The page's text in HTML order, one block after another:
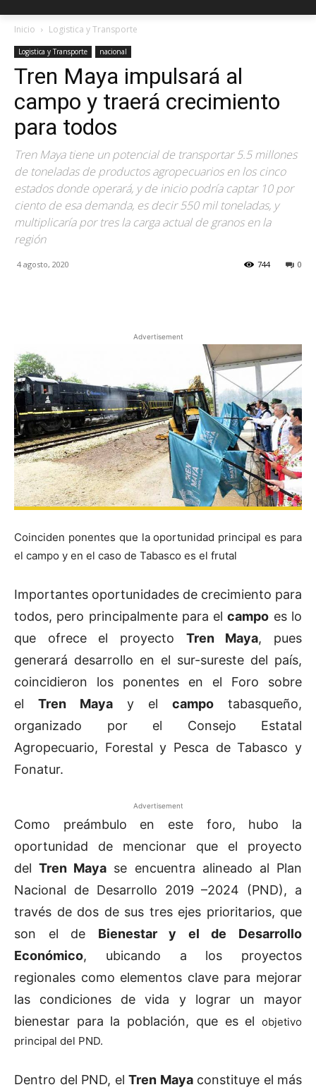
Inicio Logistica y Transporte
Logistica y Transporte nacional
Tren Maya impulsará al
campo y traerá crecimiento
para todos
Tren Maya tiene un potencial de transportar 5.5 millones
de toneladas de productos agropecuarios en los cinco
estados donde operará, y de inicio podría captar 10 por
ciento de esa demanda, es decir 550 mil toneladas, y
multiplicaría por tres la carga actual de granos en la
región
4 agosto, 2020 0
744
Advertisement
Coinciden ponentes que la oportunidad principal es para
el campo y en el caso de Tabasco es el frutal
Importantes oportunidades de crecimiento para
todos, pero principalmente para elcampo es lo
que ofrece el proyecto Tren Maya, pues
generará desarrollo en el sur-sureste del país,
coincidieron los ponentes en el Foro sobre
el Tren Maya y el campo tabasqueño,
organizado por el Consejo Estatal
Agropecuario, Forestal y Pesca de Tabasco y
Fonatur.
Advertisement
Como preámbulo en este foro, hubo la
oportunidad de mencionar que el proyecto
delTren Maya se encuentra alineado al Plan
Nacional de Desarrollo 2019 –2024 (PND), a
través de dos de sus tres ejes prioritarios, que
son el de Bienestar y el de Desarrollo
Económico, ubicando a los proyectos
regionales como elementos clave para mejorar
las condiciones de vida y lograr un mayor
bienestar para la población, que es el objetivo
principal del PND.
Dentro del PND, el Tren Mayaconstituye el más